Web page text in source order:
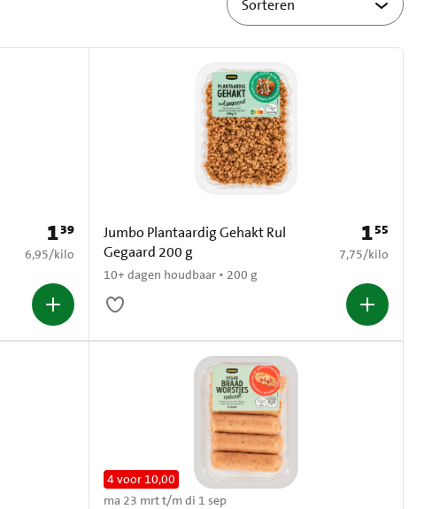
Prijs: € 1,39
139
€ 6,95 per kilo
6,95/kilo
Jumbo Plantaardig Gehakt Rul
Gegaard 200 g
10+ dagen houdbaar • 200 g
Prijs: € 1,55
155
€ 7,75 per kilo
7,75/kilo
4 voor 10,00
ma 23 mrt t/m di 1 sep